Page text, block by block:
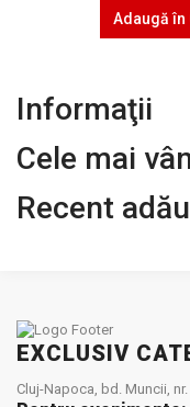
Adaugă în
Informaţii
Cele mai
Recent
EXCLUSIV
Cluj-Napoca, bd. Muncii,